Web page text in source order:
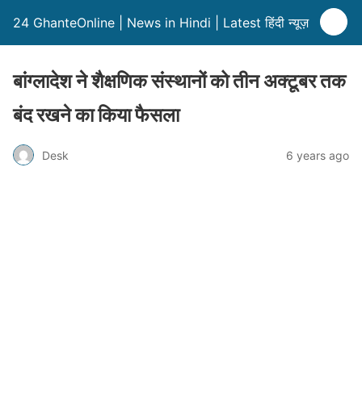
24 GhanteOnline | News in Hindi | Latest हिंदी न्यूज़
बांग्लादेश ने शैक्षणिक संस्थानों को तीन अक्टूबर तक
बंद रखने का किया फैसला
Desk 6 years ago